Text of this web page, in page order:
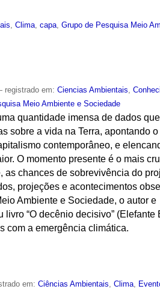
,Clima,capa,Grupo de Pesquisa Meio
registrado em:Ciencias Ambientais ,
Meio Ambiente e Sociedade
quantidade imensa de dados
sobre a vida na Terra, apontando o
contemporâneo, e
O momento presente é o mais
as chances de sobrevivência do
projeções e acontecimentos
Ambiente e Sociedade, o autor e
“O decênio decisivo” (Elefante
com a emergência climática.
em:Ciências Ambientais ,Clima